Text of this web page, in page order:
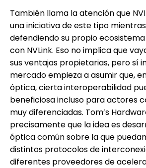
También llama la atención que
una iniciativa de este tipo
defendiendo su propio
con NVLink. Eso no implica que
sus ventajas propietarias, pero sí
mercado empieza a asumir que,
óptica, cierta interoperabilidad
beneficiosa incluso para actores
muy diferenciadas. Tom’s
precisamente que la idea es
óptica común sobre la que
distintos protocolos de
diferentes proveedores de